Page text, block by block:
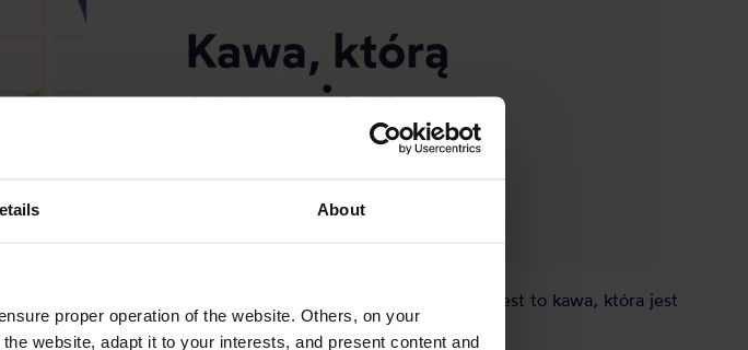
About
proper operation of the website. Others, on your
website, adapt it to your interests, and present content and
. Jest to kawa, która jest